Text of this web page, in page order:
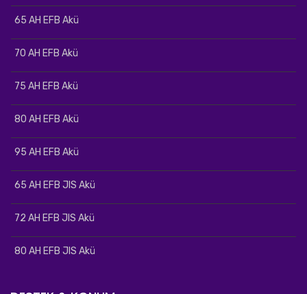
65 AH EFB Akü
70 AH EFB Akü
75 AH EFB Akü
80 AH EFB Akü
95 AH EFB Akü
65 AH EFB JIS Akü
72 AH EFB JIS Akü
80 AH EFB JIS Akü